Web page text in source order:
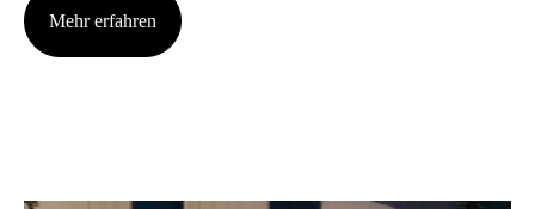
Mehr erfah­ren